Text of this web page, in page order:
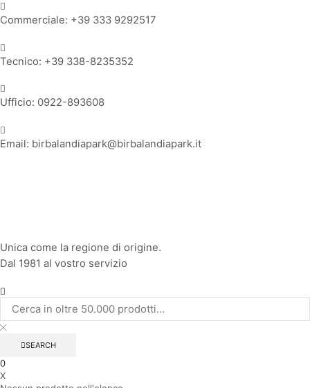
Commerciale: +39 333 9292517
Tecnico: +39 338-8235352
Ufficio: 0922-893608
Email: birbalandiapark@birbalandiapark.it
Unica come la regione di origine.
Dal 1981 al vostro servizio
SEARCH
0
X